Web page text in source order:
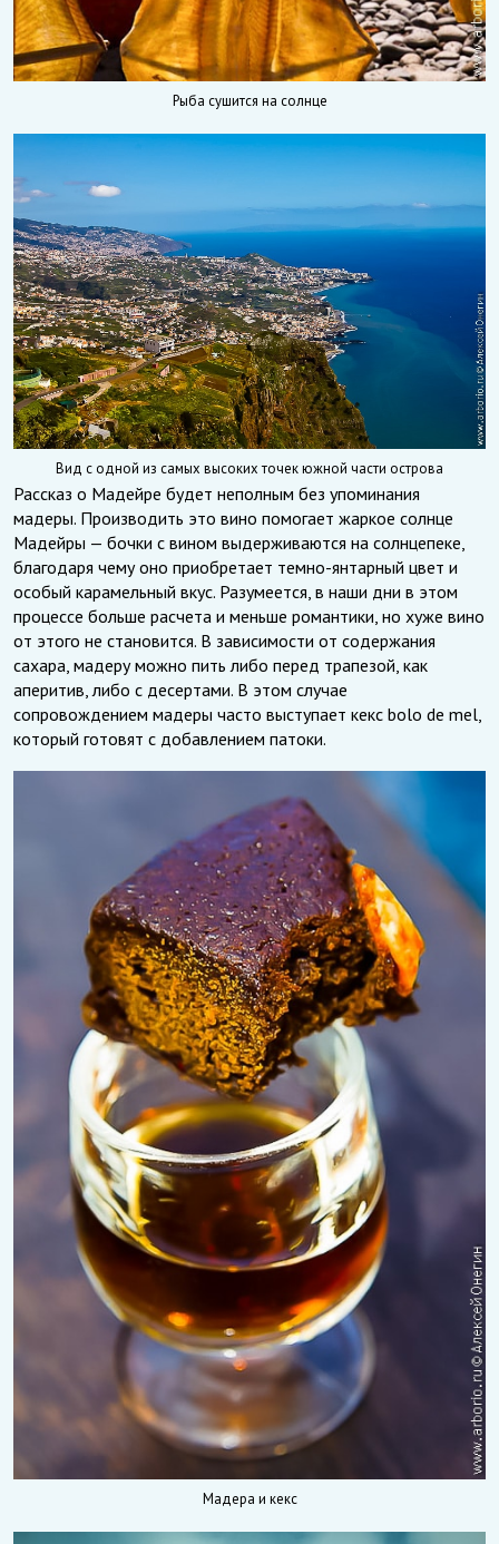
Рыба сушится на солнце
Вид с одной из самых высоких точек южной части острова
Рассказ о Мадейре будет неполным без упоминания
мадеры. Производить это вино помогает жаркое солнце
Мадейры — бочки с вином выдерживаются на солнцепеке,
благодаря чему оно приобретает темно-янтарный цвет и
особый карамельный вкус. Разумеется, в наши дни в этом
процессе больше расчета и меньше романтики, но хуже вино
от этого не становится. В зависимости от содержания
сахара, мадеру можно пить либо перед трапезой, как
аперитив, либо с десертами. В этом случае
сопровождением мадеры часто выступает кекс bolo de mel,
который готовят с добавлением патоки.
Мадера и кекс